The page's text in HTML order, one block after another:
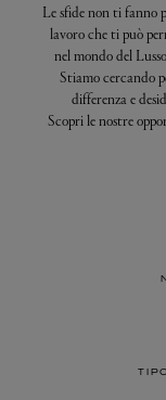
Le sfide non ti fanno
lavoro che ti può
nel mondo del
Stiamo cercando
differenza e
Scopri le nostre